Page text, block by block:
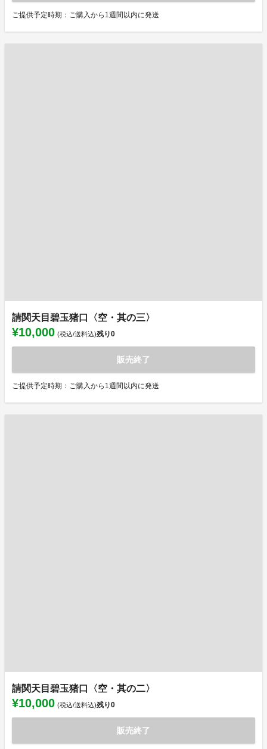
ご提供予定時期：ご購入から1週間以内に発送
請関天目碧玉猪口〈空・其の三〉
¥10,000 (税込/送料込)残り0
販売終了
ご提供予定時期：ご購入から1週間以内に発送
請関天目碧玉猪口〈空・其の二〉
¥10,000 (税込/送料込)残り0
販売終了